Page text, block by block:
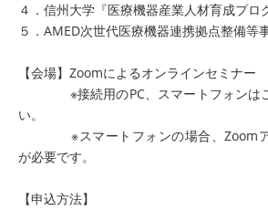
４．信州大学『医療機器産業人材育成プロ
５．AMED次世代医療機器連携拠点整備等
【会場】Zoomによるオンラインセミナー
※接続用のPC、スマートフォンはご
い。
※スマートフォンの場合、Zoomア
が必要です。
【申込方法】